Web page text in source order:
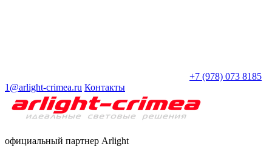
+7 (978) 073 8185
1@arlight-crimea.ru Контакты
официальный партнер Arlight